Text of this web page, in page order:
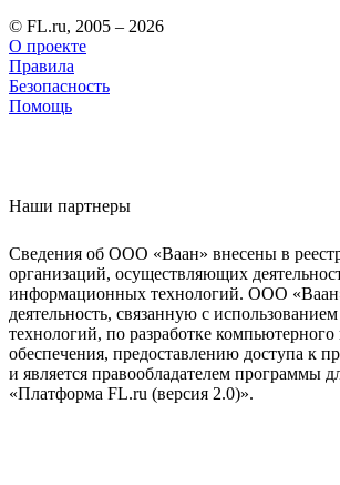
© FL.ru, 2005 – 2026
О проекте
Правила
Безопасность
Помощь
Наши партнеры
Сведения об ООО «Ваан» внесены в
организаций, осуществляющих
информационных технологий. ООО
деятельность, связанную с
технологий, по разработке
обеспечения, предоставлению доступа к
и является правообладателем программы
«Платформа FL.ru (версия 2.0)».